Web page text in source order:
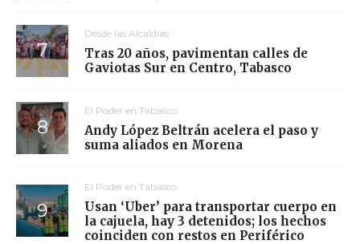
Desde las Alcaldías
Tras 20 años, pavimentan calles de
Gaviotas Sur en Centro, Tabasco
El Poder en Tabasco
Andy López Beltrán acelera el paso y
suma aliados en Morena
El Poder en Tabasco
Usan ‘Uber’ para transportar cuerpo en
la cajuela, hay 3 detenidos; los hechos
coinciden con restos en Periférico